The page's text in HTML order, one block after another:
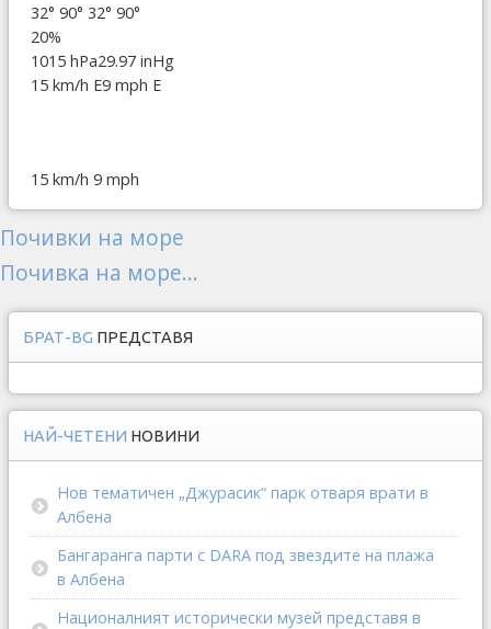
32° 90° 32° 90°
20%
1015 hPa29.97 inHg
15 km/h E9 mph E
15 km/h 9 mph
Почивки на море
Почивка на море...
БРАТ-BG ПРЕДСТАВЯ
НАЙ-ЧЕТЕНИ НОВИНИ
Нов тематичен „Джурасик“ парк отваря врати в
Албена
Бангаранга парти с DARA под звездите на плажа
в Албена
Националният исторически музей представя в